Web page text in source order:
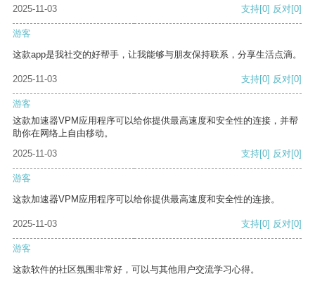
2025-11-03 支持[0] 反对[0]
游客
这款app是我社交的好帮手，让我能够与朋友保持联系，分享生活点滴。
2025-11-03 支持[0] 反对[0]
游客
这款加速器VPM应用程序可以给你提供最高速度和安全性的连接，并帮
助你在网络上自由移动。
2025-11-03
支持[0] 反对[0]
游客
这款加速器VPM应用程序可以给你提供最高速度和安全性的连接。
2025-11-03 支持[0] 反对[0]
游客
这款软件的社区氛围非常好，可以与其他用户交流学习心得。